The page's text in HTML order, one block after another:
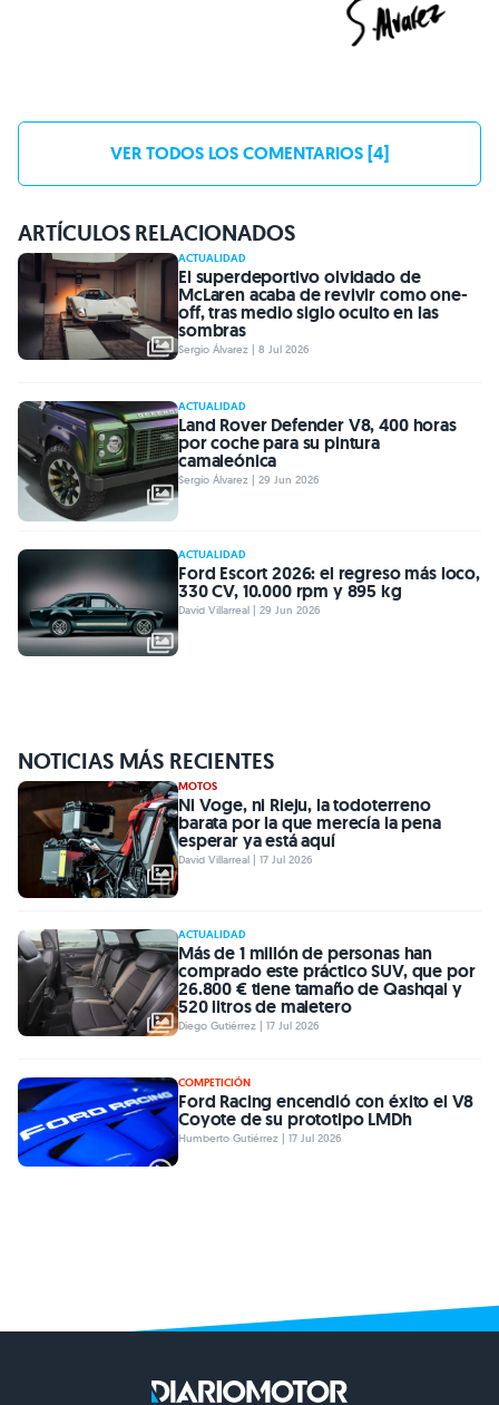
VER TODOS LOS COMENTARIOS [4]
ARTÍCULOS RELACIONADOS
ACTUALIDAD
El superdeportivo olvidado de
McLaren acaba de revivir como one-
off, tras medio siglo oculto en las
sombras
Sergio Álvarez | 8 Jul 2026
ACTUALIDAD
Land Rover Defender V8, 400 horas
por coche para su pintura
camaleónica
Sergio Álvarez | 29 Jun 2026
ACTUALIDAD
Ford Escort 2026: el regreso más loco,
330 CV, 10.000 rpm y 895 kg
David Villarreal | 29 Jun 2026
NOTICIAS MÁS RECIENTES
MOTOS
Ni Voge, ni Rieju, la todoterreno
barata por la que merecía la pena
esperar ya está aquí
David Villarreal | 17 Jul 2026
ACTUALIDAD
Más de 1 millón de personas han
comprado este práctico SUV, que por
26.800 € tiene tamaño de Qashqai y
520 litros de maletero
Diego Gutiérrez | 17 Jul 2026
COMPETICIÓN
Ford Racing encendió con éxito el V8
Coyote de su prototipo LMDh
Humberto Gutiérrez | 17 Jul 2026